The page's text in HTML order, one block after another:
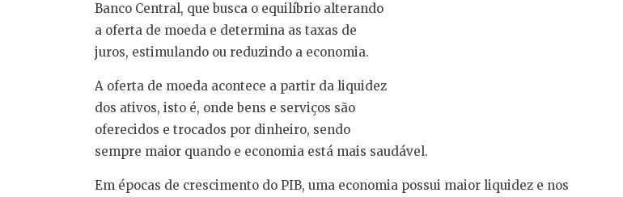
Banco Central, que busca o equilíbrio alterando
a oferta de moeda e determina as taxas de
juros, estimulando ou reduzindo a economia.
A oferta de moeda acontece a partir da liquidez
dos ativos, isto é, onde bens e serviços são
oferecidos e trocados por dinheiro, sendo
sempre maior quando e economia está mais saudável.
Em épocas de crescimento do PIB, uma economia possui maior liquidez e nos